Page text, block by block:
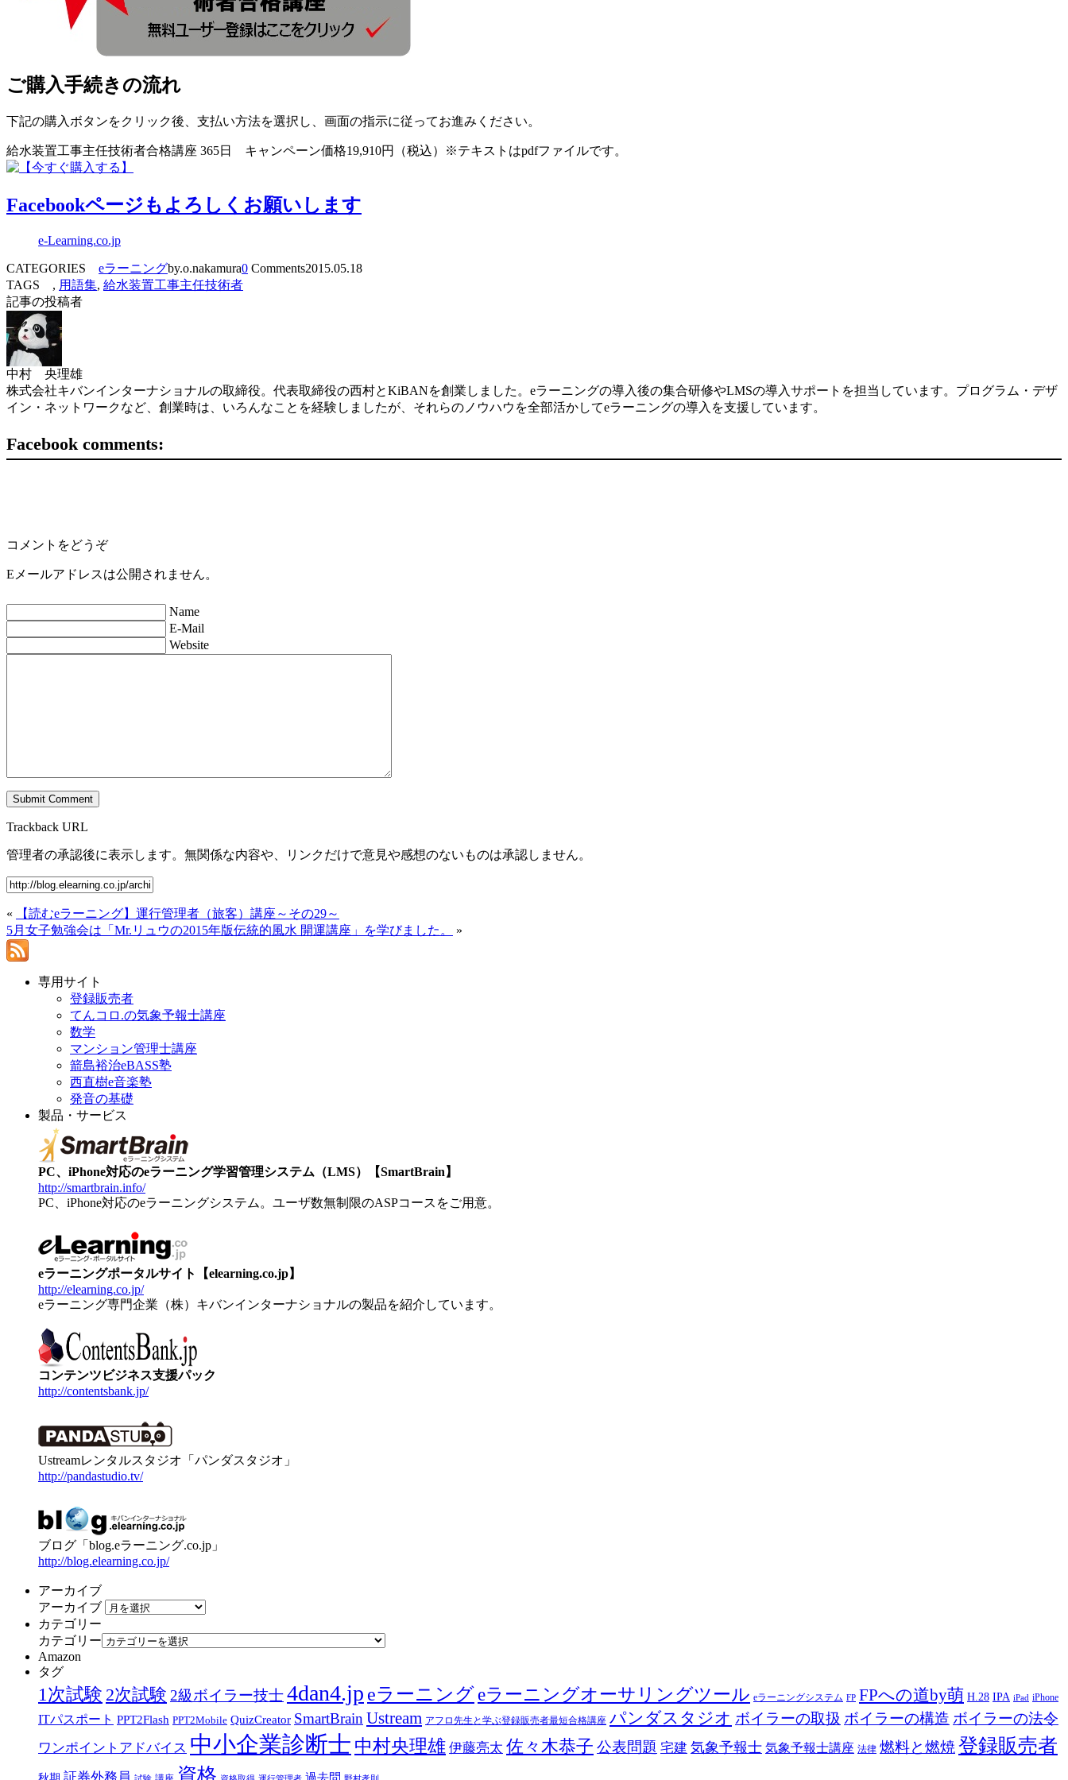
ご購入手続きの流れ
下記の購入ボタンをクリック後、支払い方法を選択し、画面の指示に従ってお進みください。
給水装置工事主任技術者合格講座 365日 キャンペーン価格19,910円（税込）※テキストはpdfファイルです。
Facebookページもよろしくお願いします
e-Learning.co.jp
CATEGORIES eラーニングby.o.nakamura0 Comments2015.05.18
TAGS , 用語集, 給水装置工事主任技術者
記事の投稿者
中村 央理雄
株式会社キバンインターナショナルの取締役。代表取締役の西村とKiBANを創業しました。eラーニングの導入後の集合研修やLMSの導入サポートを担当しています。プログラム・デザ
イン・ネットワークなど、創業時は、いろんなことを経験しましたが、それらのノウハウを全部活かしてeラーニングの導入を支援しています。
Facebook comments:
コメントをどうぞ
Eメールアドレスは公開されません。
Name
E-Mail
Website
Trackback URL
管理者の承認後に表示します。無関係な内容や、リンクだけで意見や感想のないものは承認しません。
«
【読むeラーニング】運行管理者（旅客）講座～その29～
5月女子勉強会は「Mr.リュウの2015年版伝統的風水 開運講座」を学びました。
»
専用サイト
登録販売者
てんコロ.の気象予報士講座
数学
マンション管理士講座
箭島裕治eBASS塾
西直樹e音楽塾
発音の基礎
製品・サービス
PC、iPhone対応のeラーニング学習管理システム（LMS）【SmartBrain】
http://smartbrain.info/
PC、iPhone対応のeラーニングシステム。ユーザ数無制限のASPコースをご用意。
eラーニングポータルサイト【elearning.co.jp】
http://elearning.co.jp/
eラーニング専門企業（株）キバンインターナショナルの製品を紹介しています。
コンテンツビジネス支援パック
http://contentsbank.jp/
Ustreamレンタルスタジオ「パンダスタジオ」
http://pandastudio.tv/
ブログ「blog.eラーニング.co.jp」
http://blog.elearning.co.jp/
アーカイブ
アーカイブ
カテゴリー
カテゴリー
Amazon
タグ
1次試験 2次試験 2級ボイラー技士4dan4.jp eラーニング eラーニングオーサリングツール eラーニングシステム FP FPへの道by萌 H.28 IPA iPad iPhone
ITパスポート PPT2Flash PPT2Mobile QuizCreator SmartBrainUstream アフロ先生と学ぶ登録販売者最短合格講座 パンダスタジオ ボイラーの取扱 ボイラーの構造 ボイラーの法令
ワンポイントアドバイス 中小企業診断士 中村央理雄 伊藤亮太 佐々木恭子 公表問題 宅建 気象予報士 気象予報士講座 法律 燃料と燃焼登録販売者
資格